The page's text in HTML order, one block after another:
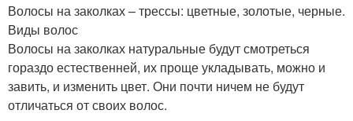
Волосы на заколках – трессы: цветные, золотые, черные.
Виды волос
Волосы на заколках натуральные будут смотреться
гораздо естественней, их проще укладывать, можно и
завить, и изменить цвет. Они почти ничем не будут
отличаться от своих волос.